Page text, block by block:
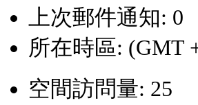
上次郵件通知: 0
所在時區: (GMT
空間訪問量: 25